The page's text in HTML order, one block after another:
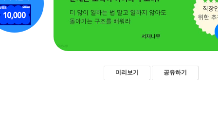
미리보기 공유하기